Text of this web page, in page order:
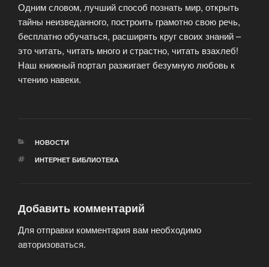
Одним словом, лучший способ познать мир, открыть
тайны неизведанного, построить грамотно свою речь,
бесплатно обучаться, расширять круг своих знаний –
это читать, читать много и страстно, читать взахлеб!
Наш книжный портал разжигает безумную любовь к
чтению навеки.
РУБРИКИ
НОВОСТИ
МЕТКИ
ИНТЕРНЕТ БИБЛИОТЕКА
Добавить комментарий
Для отправки комментария вам необходимо
авторизоваться.